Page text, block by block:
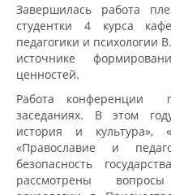
Завершилась работа
студентки 4 курса
педагогики и психологии
источнике
ценностей.
Работа конференции
заседаниях. В этом
история и культура»,
«Православие и
безопасность
рассмотрены